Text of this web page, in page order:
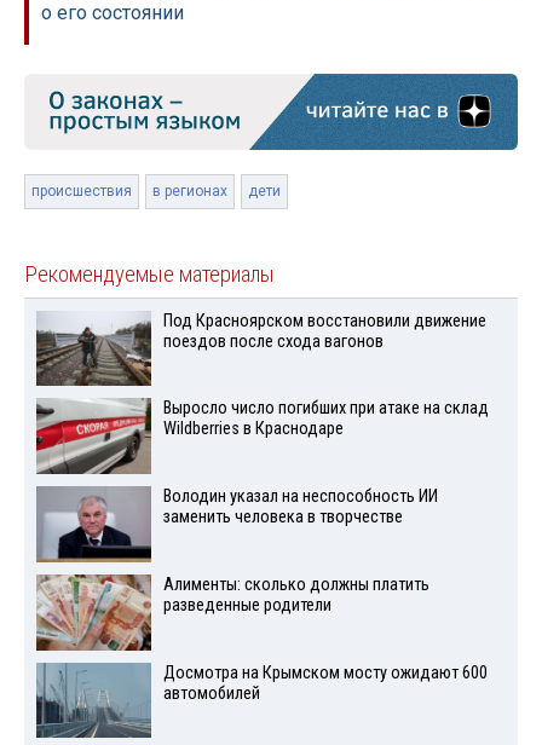
о его состоянии
происшествия в регионах дети
Рекомендуемые материалы
Под Красноярском восстановили движение
поездов после схода вагонов
Выросло число погибших при атаке на склад
Wildberries в Краснодаре
Володин указал на неспособность ИИ
заменить человека в творчестве
Алименты: сколько должны платить
разведенные родители
Досмотра на Крымском мосту ожидают 600
автомобилей